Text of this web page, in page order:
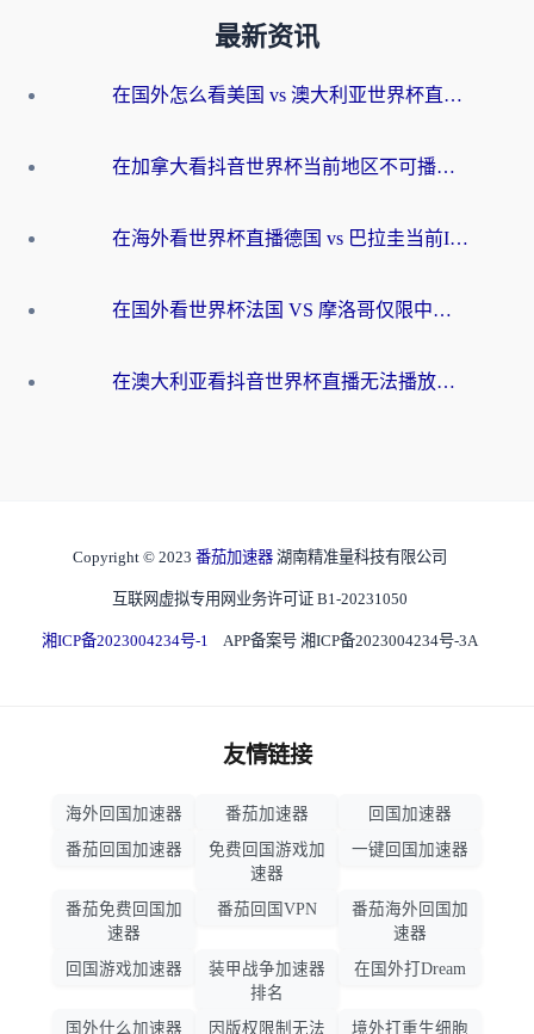
最新资讯
在国外怎么看美国 vs 澳大利亚世界杯直播？海外党必藏的中文解说观赛指南
在加拿大看抖音世界杯当前地区不可播放？海外党体育观赛终极指南
在海外看世界杯直播德国 vs 巴拉圭当前IP受限制？这篇指南帮你轻松解决地区限制
在国外看世界杯法国 VS 摩洛哥仅限中国大陆？别让地域限制拦下你的欢呼
在澳大利亚看抖音世界杯直播无法播放？海外党体育观赛终极指南来了！
Copyright © 2023 番茄加速器 湖南精准量科技有限公司
互联网虚拟专用网业务许可证 B1-20231050
湘ICP备2023004234号-1 APP备案号 湘ICP备2023004234号-3A
友情链接
海外回国加速器 番茄加速器
回国加速器
番茄回国加速器
免费回国游戏加
速器
一键回国加速器
番茄免费回国加
速器
番茄回国VPN
番茄海外回国加
速器
回国游戏加速器
装甲战争加速器
排名
在国外打Dream
国外什么加速器 因版权限制无法 境外打重生细胞